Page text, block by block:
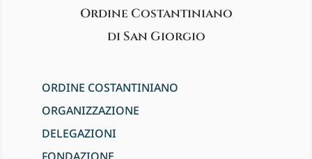
Ordine Costantiniano
di San Giorgio
ORDINE COSTANTINIANO
ORGANIZZAZIONE
DELEGAZIONI